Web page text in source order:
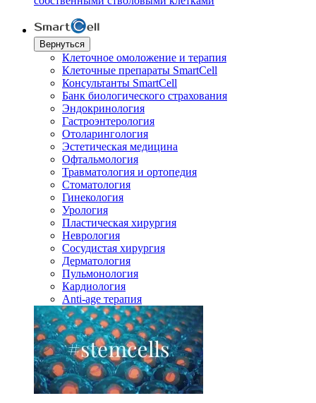
Вернуться
Клеточное омоложение и терапия
Клеточные препараты SmartCell
Консультанты SmartCell
Банк биологического страхования
Эндокринология
Гастроэнтерология
Отоларингология
Эстетическая медицина
Офтальмология
Травматология и ортопедия
Стоматология
Гинекология
Урология
Пластическая хирургия
Неврология
Сосудистая хирургия
Дерматология
Пульмонология
Кардиология
Anti-age терапия